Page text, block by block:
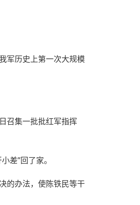
军历史上第一次大规模
召集一批批红军指挥
差”回了家。
的办法，使陈铁民等干